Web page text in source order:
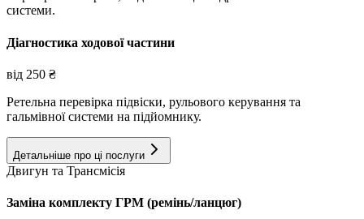
системи.
Діагностика ходової частини
від 250 ₴
Ретельна перевірка підвіски, рульового керування та
гальмівної системи на підйомнику.
Детальніше про ці послуги
Двигун та Трансмісія
Заміна комплекту ГРМ (ремінь/ланцюг)